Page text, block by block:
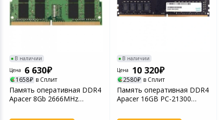
В наличии
Цена
6 630
1658 в Сплит
Память оперативная DDR4
Apacer 8Gb 2666MHz
В наличии
Цена
10 320
2580 в Сплит
Память оперативная DDR4
Apacer 16GB PC-21300